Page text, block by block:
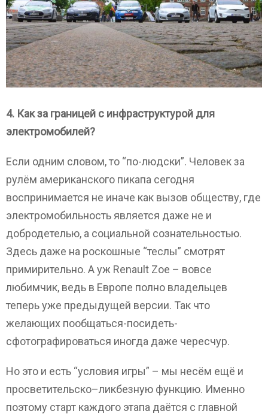
4. Как за границей с инфраструктурой для
электромобилей?
Если одним словом, то “по-людски”. Человек за
рулём американского пикапа сегодня
воспринимается не иначе как вызов обществу, где
электромобильность является даже не и
добродетелью, а социальной сознательностью.
Здесь даже на роскошные “теслы” смотрят
примирительно. А уж Renault Zoe – вовсе
любимчик, ведь в Европе полно владельцев
теперь уже предыдущей версии. Так что
желающих пообщаться-посидеть-
сфотографироваться иногда даже чересчур.
Но это и есть “условия игры” – мы несём ещё и
просветительско–ликбезную функцию. Именно
поэтому старт каждого этапа даётся с главной